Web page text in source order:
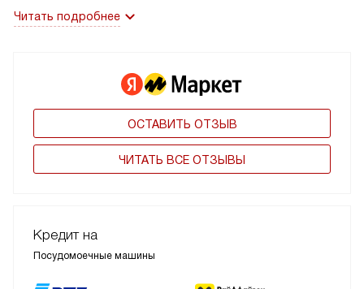
Читать подробнее
ОСТАВИТЬ ОТЗЫВ
ЧИТАТЬ ВСЕ ОТЗЫВЫ
Кредит на
Посудомоечные машины